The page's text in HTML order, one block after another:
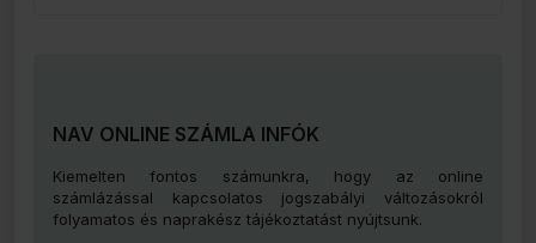
NAV ONLINE SZÁMLA INFÓK
Kiemelten fontos számunkra, hogy az online
számlázással kapcsolatos jogszabályi változásokról
folyamatos és naprakész tájékoztatást nyújtsunk.